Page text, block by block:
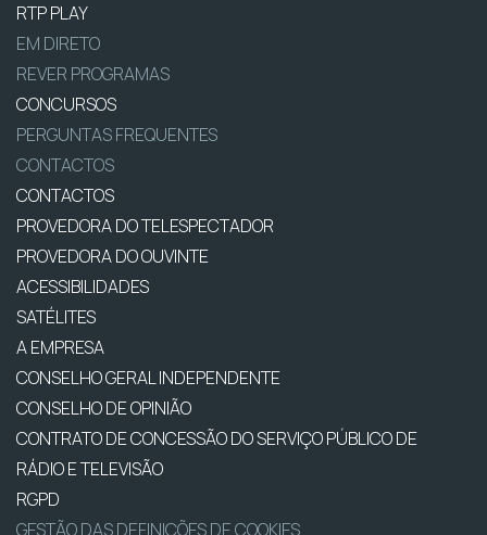
RTP PLAY
EM DIRETO
REVER PROGRAMAS
CONCURSOS
PERGUNTAS FREQUENTES
CONTACTOS
CONTACTOS
PROVEDORA DO TELESPECTADOR
PROVEDORA DO OUVINTE
ACESSIBILIDADES
SATÉLITES
A EMPRESA
CONSELHO GERAL INDEPENDENTE
CONSELHO DE OPINIÃO
CONTRATO DE CONCESSÃO DO SERVIÇO PÚBLICO DE
RÁDIO E TELEVISÃO
RGPD
GESTÃO DAS DEFINIÇÕES DE COOKIES